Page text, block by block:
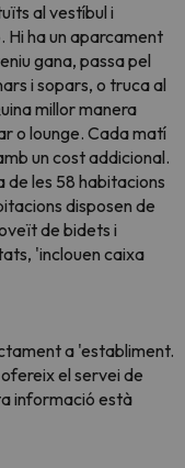
al vestíbul i
Hi ha un aparcament
gana, passa pel
i sopars, o truca al
millor manera
o lounge. Cada matí
un cost addicional.
de les 58 habitacions
disposen de
de bidets i
'inclouen caixa
a 'establiment.
el servei de
informació està